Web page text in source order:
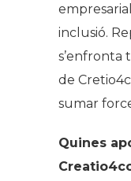
inclusió.
s’enfronta
de
sumar
Quines